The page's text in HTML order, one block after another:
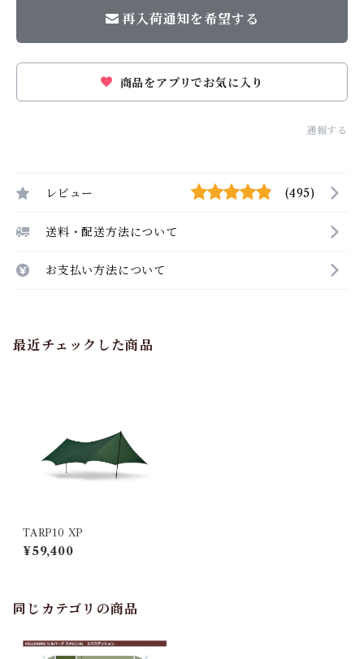
再入荷通知を希望する
商品をアプリでお気に入り
通報する
レビュー (495)
送料・配送方法について
お支払い方法について
最近チェックした商品
TARP10 XP
¥59,400
同じカテゴリの商品